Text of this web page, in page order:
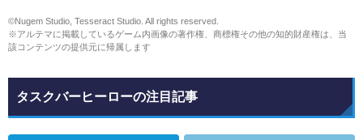
©Nugem Studio, Tesseract Studio. All rights reserved.
※アルテマに掲載しているゲーム内画像の著作権、商標権その他の知的財産権は、当
該コンテンツの提供元に帰属します
タスクバーヒーローの注目記事